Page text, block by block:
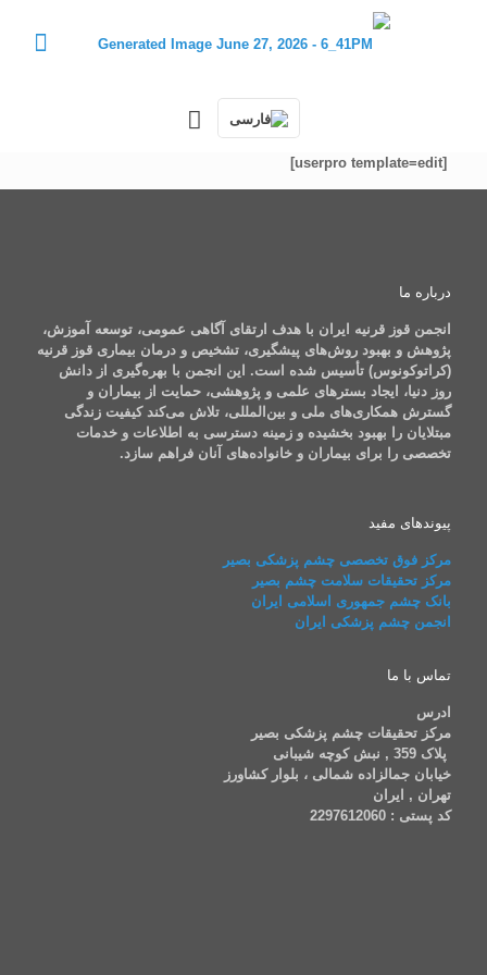
[userpro template=edit]
درباره ما
انجمن قوز قرنیه ایران با هدف ارتقای آگاهی عمومی، توسعه آموزش،
پژوهش و بهبود روش‌های پیشگیری، تشخیص و درمان بیماری قوز قرنیه
(کراتوکونوس) تأسیس شده است. این انجمن با بهره‌گیری از دانش
روز دنیا، ایجاد بسترهای علمی و پژوهشی، حمایت از بیماران و
گسترش همکاری‌های ملی و بین‌المللی، تلاش می‌کند کیفیت زندگی
مبتلایان را بهبود بخشیده و زمینه دسترسی به اطلاعات و خدمات
تخصصی را برای بیماران و خانواده‌های آنان فراهم سازد.
پیوندهای مفید
مرکز فوق تخصصی چشم پزشکی بصیر
مرکز تحقیقات سلامت چشم بصیر
بانک چشم جمهوری اسلامی ایران
انجمن چشم پزشکی ایران
تماس با ما
ادرس
مرکز تحقیقات چشم پزشکی بصیر
پلاک 359 , نبش کوچه شیبانی
خیابان جمالزاده شمالی ، بلوار کشاورز
تهران , ایران
کد پستی : 2297612060